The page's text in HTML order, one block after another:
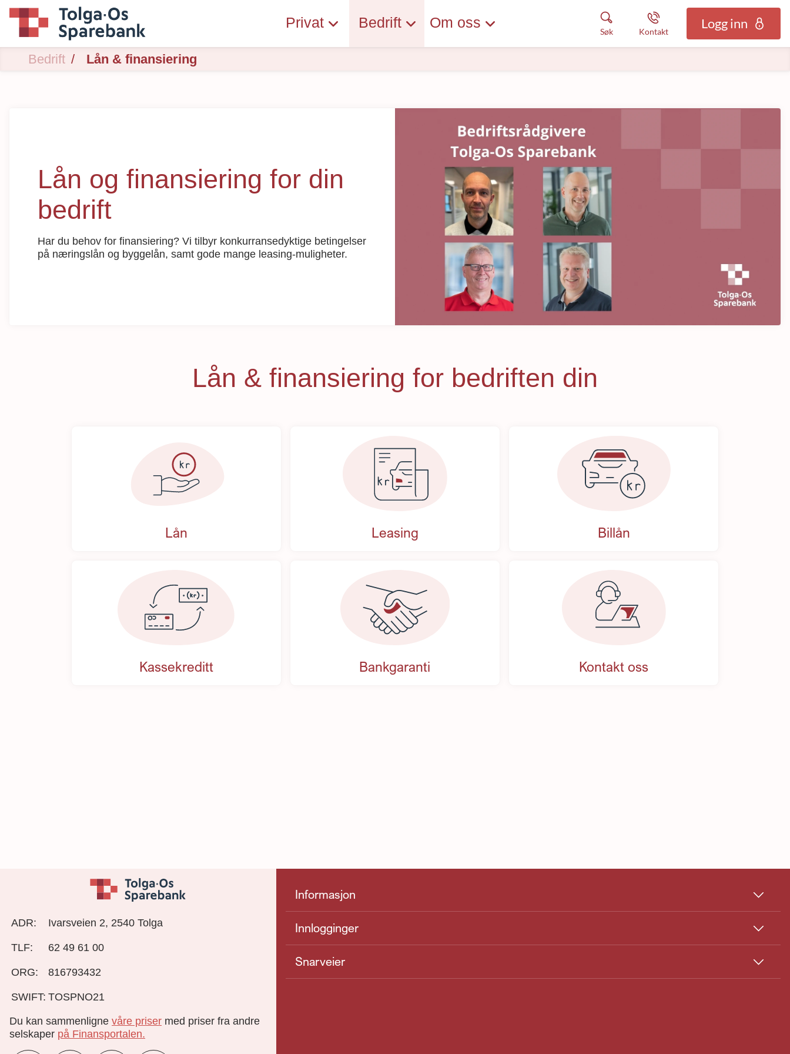
Bedrift Lån & finansiering
Privat Bedrift Om oss
Søk Kontakt
Logg inn
Lån og finansiering for din
bedrift
Har du behov for finansiering? Vi tilbyr konkurransedyktige betingelser
på næringslån og byggelån, samt gode mange leasing-muligheter.
Lån & finansiering for bedriften din
Lån Leasing Billån
Kassekreditt Bankgaranti Kontakt oss
Informasjon
Innlogginger
Snarveier
ADR: Ivarsveien 2, 2540 Tolga
TLF: 62 49 61 00
ORG: 816793432
SWIFT: TOSPNO21
Du kan sammenlignevåre priser med priser fra andre
selskaper på Finansportalen.